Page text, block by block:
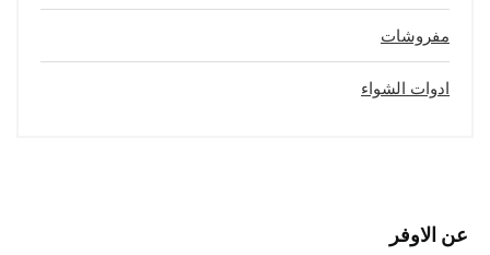
مفروشات
ادوات الشواء
عن الاوفر